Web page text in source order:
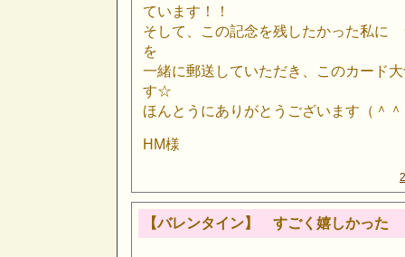
ています！！
そして、この記念を残したかった私に
を
一緒に郵送していただき、このカード
す☆
ほんとうにありがとうございます（＾＾
HM様
【バレンタイン】 すごく嬉しかった